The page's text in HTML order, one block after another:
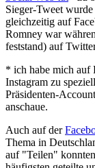
Sieger-Tweet
gleichzeitig auf
Romney war
feststand) auf
* ich habe mich auf
Instagram zu
Präsidenten-
anschaue.
Auch auf der
Thema in
auf "Teilen"